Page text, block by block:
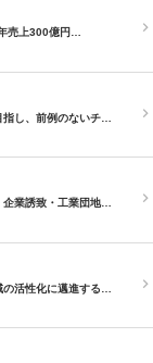
売上300億円…
指し、前例のないチ…
業誘致・工業団地…
活性化に邁進する…